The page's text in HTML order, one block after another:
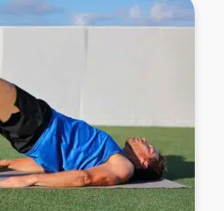
91420 Morangis
91420 Morangis